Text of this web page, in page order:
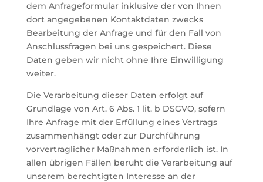
dem Anfrageformular inklusive der von Ihnen
dort angegebenen Kontaktdaten zwecks
Bearbeitung der Anfrage und für den Fall von
Anschlussfragen bei uns gespeichert. Diese
Daten geben wir nicht ohne Ihre Einwilligung
weiter.
Die Verarbeitung dieser Daten erfolgt auf
Grundlage von Art. 6 Abs. 1 lit. b DSGVO, sofern
Ihre Anfrage mit der Erfüllung eines Vertrags
zusammenhängt oder zur Durchführung
vorvertraglicher Maßnahmen erforderlich ist. In
allen übrigen Fällen beruht die Verarbeitung auf
unserem berechtigten Interesse an der